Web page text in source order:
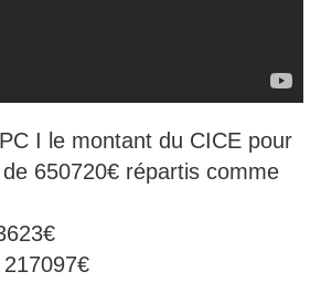
I le montant du CICE pour
650720€ répartis comme